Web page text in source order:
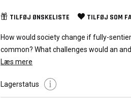
TILFØJ ØNSKELISTE TILFØJ SOM
How would society change if fully-
common? What challenges would an
society? What more radical genelines
Sol: Beyond Human
is here to help
Over Sol.
Læs mere
Lagerstatus